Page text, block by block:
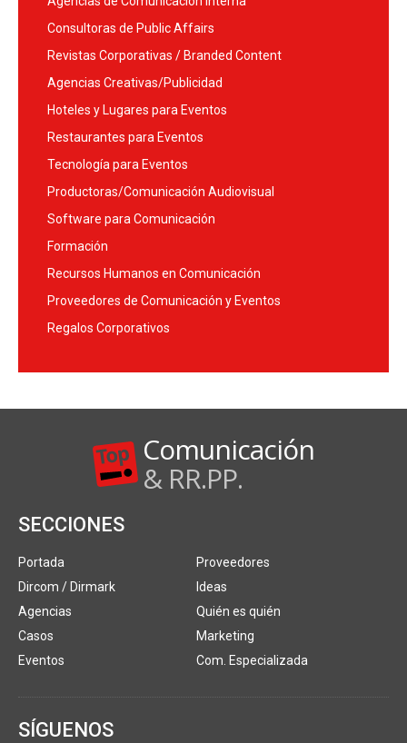
Consultoras de Public Affairs
Revistas Corporativas / Branded Content
Agencias Creativas/Publicidad
Hoteles y Lugares para Eventos
Restaurantes para Eventos
Tecnología para Eventos
Productoras/Comunicación Audiovisual
Software para Comunicación
Formación
Recursos Humanos en Comunicación
Proveedores de Comunicación y Eventos
Regalos Corporativos
Comunicación
& RR.PP.
SECCIONES
Portada
Dircom / Dirmark
Agencias
Casos
Eventos
Proveedores
Ideas
Quién es quién
Marketing
Com. Especializada
SÍGUENOS